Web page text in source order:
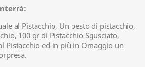
al Pistacchio, Un pesto di pistacchio,
100 gr di Pistacchio Sgusciato,
Pistacchio ed in più in Omaggio un